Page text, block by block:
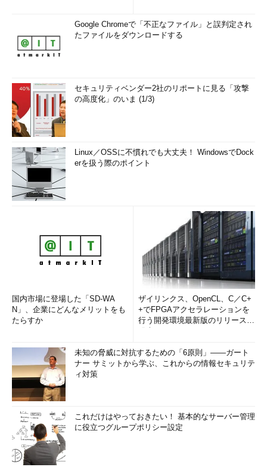
Google Chromeで「不正なファイル」と誤判定され
たファイルをダウンロードする
セキュリティベンダー2社のリポートに見る「攻撃
の高度化」のいま (1/3)
Linux／OSSに不慣れでも大丈夫！ WindowsでDock
erを扱う際のポイント
国内市場に登場した「SD-WA
N」、企業にどんなメリットをも
たらすか
ザイリンクス、OpenCL、C／C+
+でFPGAアクセラレーションを
行う開発環境最新版のリリースを
未知の脅威に対抗するための「6原則」――ガート
ナー サミットから学ぶ、これからの情報セキュリテ
ィ対策
これだけはやっておきたい！ 基本的なサーバー管理
に役立つグループポリシー設定